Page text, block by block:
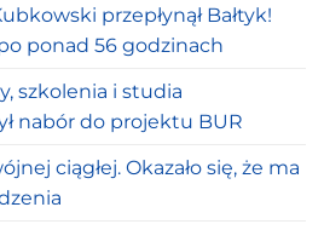
przepłynął Bałtyk!
ponad 56 godzinach
szkolenia i studia
nabór do projektu BUR
ciągłej. Okazało się, że ma